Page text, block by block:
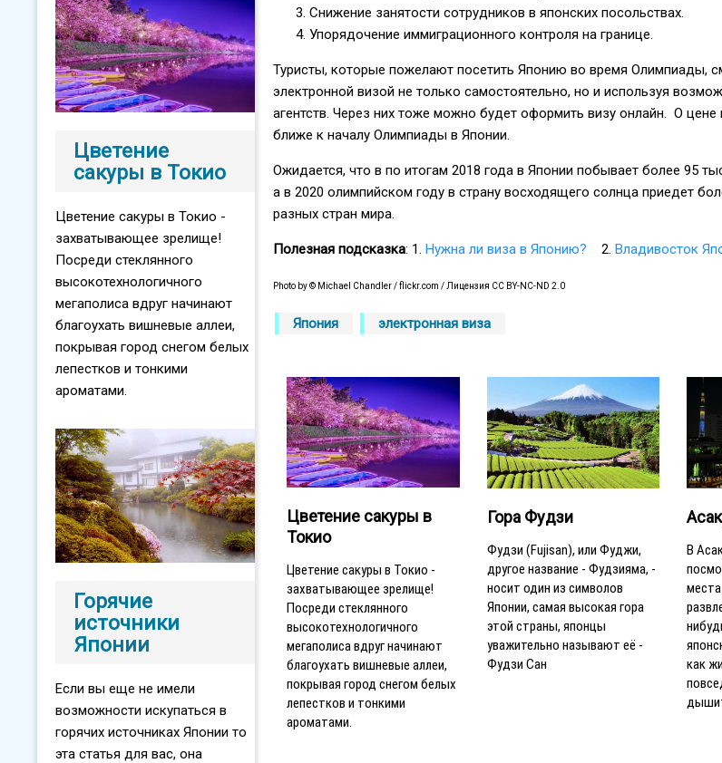
Цветение
сакуры в Токио
Цветение сакуры в Токио -
захватывающее зрелище!
Посреди стеклянного
высокотехнологичного
мегаполиса вдруг начинают
благоухать вишневые аллеи,
покрывая город снегом белых
лепестков и тонкими
ароматами.
Горячие
источники
Японии
Если вы еще не имели
возможности искупаться в
горячих источниках Японии то
эта статья для вас, она
Снижение занятости сотрудников в японских посольствах.
Упорядочение иммиграционного контроля на границе.
Туристы, которые пожелают посетить Японию во время Олимпиады,
электронной визой не только самостоятельно, но и используя
агентств. Через них тоже можно будет оформить визу онлайн. О цене
ближе к началу Олимпиады в Японии.
Ожидается, что в по итогам 2018 года в Японии побывает более 95
а в 2020 олимпийском году в страну восходящего солнца приедет
разных стран мира.
Полезная подсказка: 1. Нужна ли виза в Японию? 2. Владивосток
Photo by © Michael Chandler / flickr.com / Лицензия CC BY-NC-ND 2.0
Япония электронная виза
Цветение сакуры в
Токио
Цветение сакуры в Токио -
захватывающее зрелище!
Посреди стеклянного
высокотехнологичного
мегаполиса вдруг начинают
благоухать вишневые аллеи,
покрывая город снегом белых
лепестков и тонкими
ароматами.
Гора Фудзи
Фудзи (Fujisan), или Фуджи,
другое название - Фудзияма, -
носит один из символов
Японии, самая высокая гора
этой страны, японцы
уважительно называют её -
Фудзи Сан
В
как